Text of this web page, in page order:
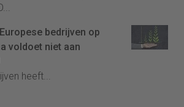
bedrijven op
voldoet niet aan
heeft...